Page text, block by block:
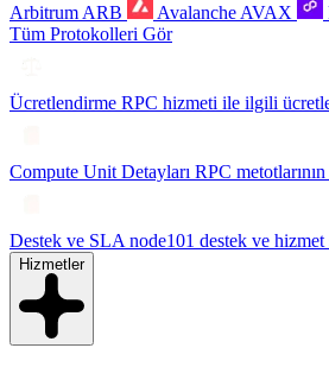
Arbitrum ARB Avalanche AVAX
Tüm Protokolleri Gör
Ücretlendirme RPC hizmeti ile ilgili
Compute Unit Detayları RPC
Destek ve SLA node101 destek ve
Hizmetler